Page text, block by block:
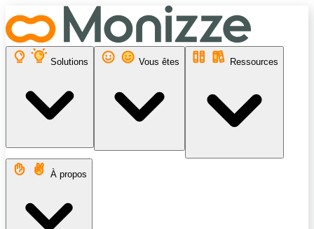
Solutions Vous êtes Ressources
À propos